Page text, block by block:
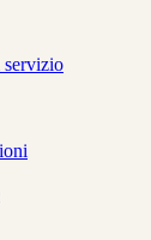
servizio